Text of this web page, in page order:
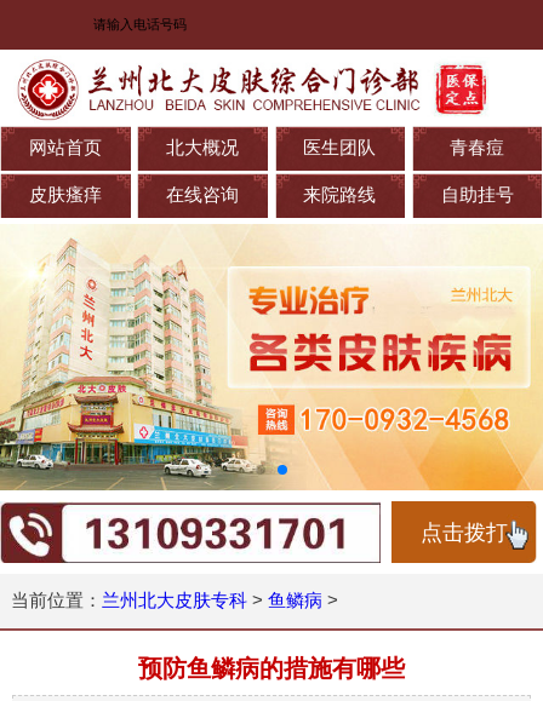
网站首页 北大概况 医生团队 青春痘
皮肤瘙痒 在线咨询 来院路线 自助挂号
点击拨打
当前位置： 兰州北大皮肤专科> 鱼鳞病 >
预防鱼鳞病的措施有哪些